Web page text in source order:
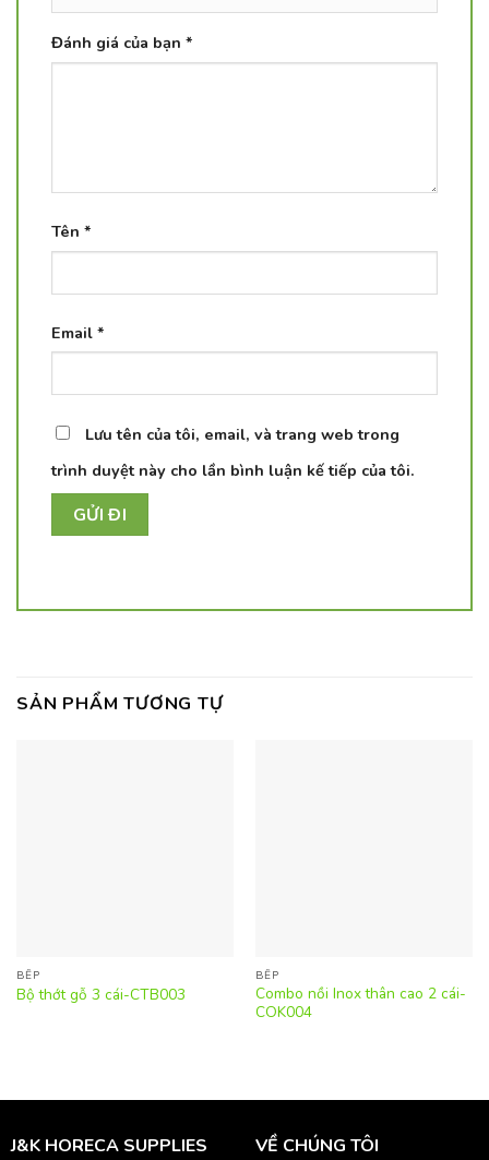
Đánh giá của bạn *
Tên *
Email *
Lưu tên của tôi, email, và trang web trong
trình duyệt này cho lần bình luận kế tiếp của tôi.
SẢN PHẨM TƯƠNG TỰ
BẾP
Bộ thớt gỗ 3 cái-CTB003
BẾP
Combo nồi Inox thân cao 2 cái-
COK004
J&K HORECA SUPPLIES
VỀ CHÚNG TÔI